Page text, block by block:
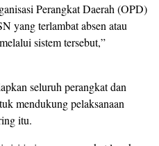
Perangkat Daerah (OPD)
yang terlambat absen atau
sistem tersebut,”
seluruh perangkat dan
mendukung pelaksanaan
itu.